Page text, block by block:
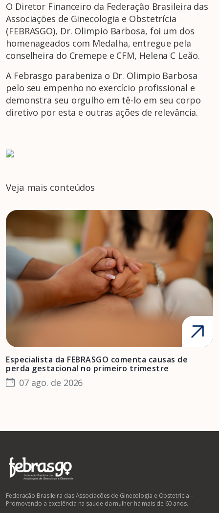
O Diretor Financeiro da Federação Brasileira das
Associações de Ginecologia e Obstetrícia
(FEBRASGO), Dr. Olimpio Barbosa, foi um dos
homenageados com Medalha, entregue pela
conselheira do Cremepe e CFM, Helena C Leão.
A Febrasgo parabeniza o Dr. Olimpio Barbosa
pelo seu empenho no exercício profissional e
demonstra seu orgulho em tê-lo em seu corpo
diretivo por esta e outras ações de relevância.
Veja mais conteúdos
Especialista da FEBRASGO comenta causas de
perda gestacional no primeiro trimestre
07 ago. de 2026
Federação Brasileira das Associações de Ginecologia e Obstetrícia –
Promovendo a excelência na saúde da mulher há mais de 60 anos.